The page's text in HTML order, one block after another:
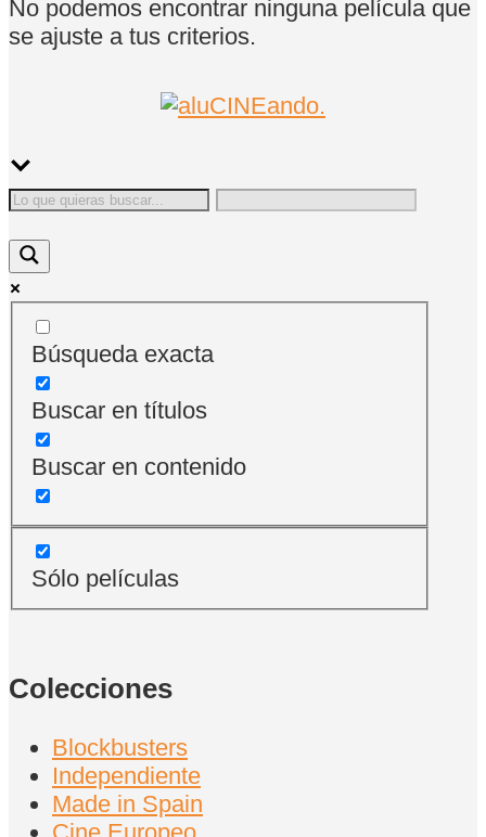
No podemos encontrar ninguna película que
se ajuste a tus criterios.
Búsqueda exacta
Buscar en títulos
Buscar en contenido
Sólo películas
Colecciones
Blockbusters
Independiente
Made in Spain